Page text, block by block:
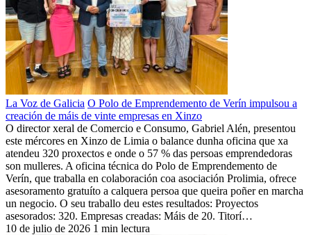
La Voz de Galicia O Polo de Emprendemento de Verín impulsou a
creación de máis de vinte empresas en Xinzo
O director xeral de Comercio e Consumo, Gabriel Alén, presentou
este mércores en Xinzo de Limia o balance dunha oficina que xa
atendeu 320 proxectos e onde o 57 % das persoas emprendedoras
son mulleres. A oficina técnica do Polo de Emprendemento de
Verín, que traballa en colaboración coa asociación Prolimia, ofrece
asesoramento gratuíto a calquera persoa que queira poñer en marcha
un negocio. O seu traballo deu estes resultados: Proyectos
asesorados: 320. Empresas creadas: Máis de 20. Titorí…
10 de julio de 2026 1 min lectura